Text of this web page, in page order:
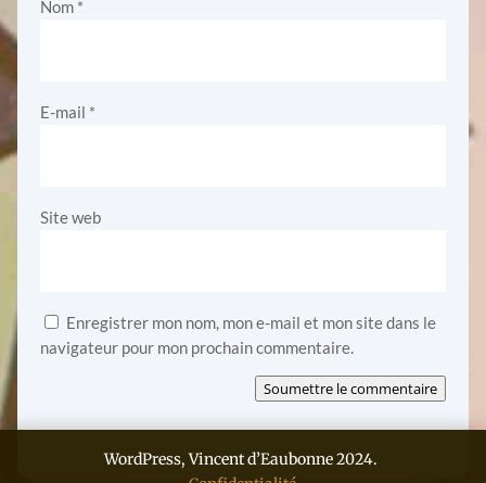
Nom *
E-mail *
Site web
Enregistrer mon nom, mon e-mail et mon site dans le
navigateur pour mon prochain commentaire.
Soumettre le commentaire
WordPress, Vincent d’Eaubonne 2024.